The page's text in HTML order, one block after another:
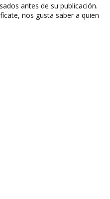
antes de su publicación.
nos gusta saber a quien